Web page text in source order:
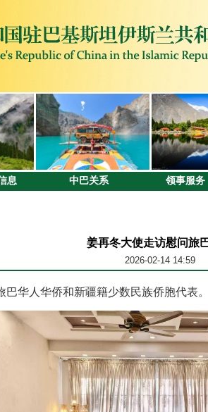
息 中巴关系 领事服务
姜再冬大使走访慰问旅
2026-02-14 14:59
巴华人华侨和新疆籍少数民族侨胞代表。